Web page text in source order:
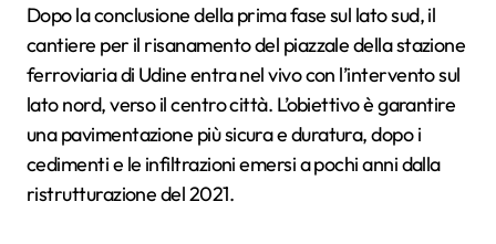
Dopo la conclusione della prima fase sul lato sud, il
cantiere per il risanamento del piazzale della stazione
ferroviaria di Udine entra nel vivo con l’intervento sul
lato nord, verso il centro città. L’obiettivo è garantire
una pavimentazione più sicura e duratura, dopo i
cedimenti e le infiltrazioni emersi a pochi anni dalla
ristrutturazione del 2021.